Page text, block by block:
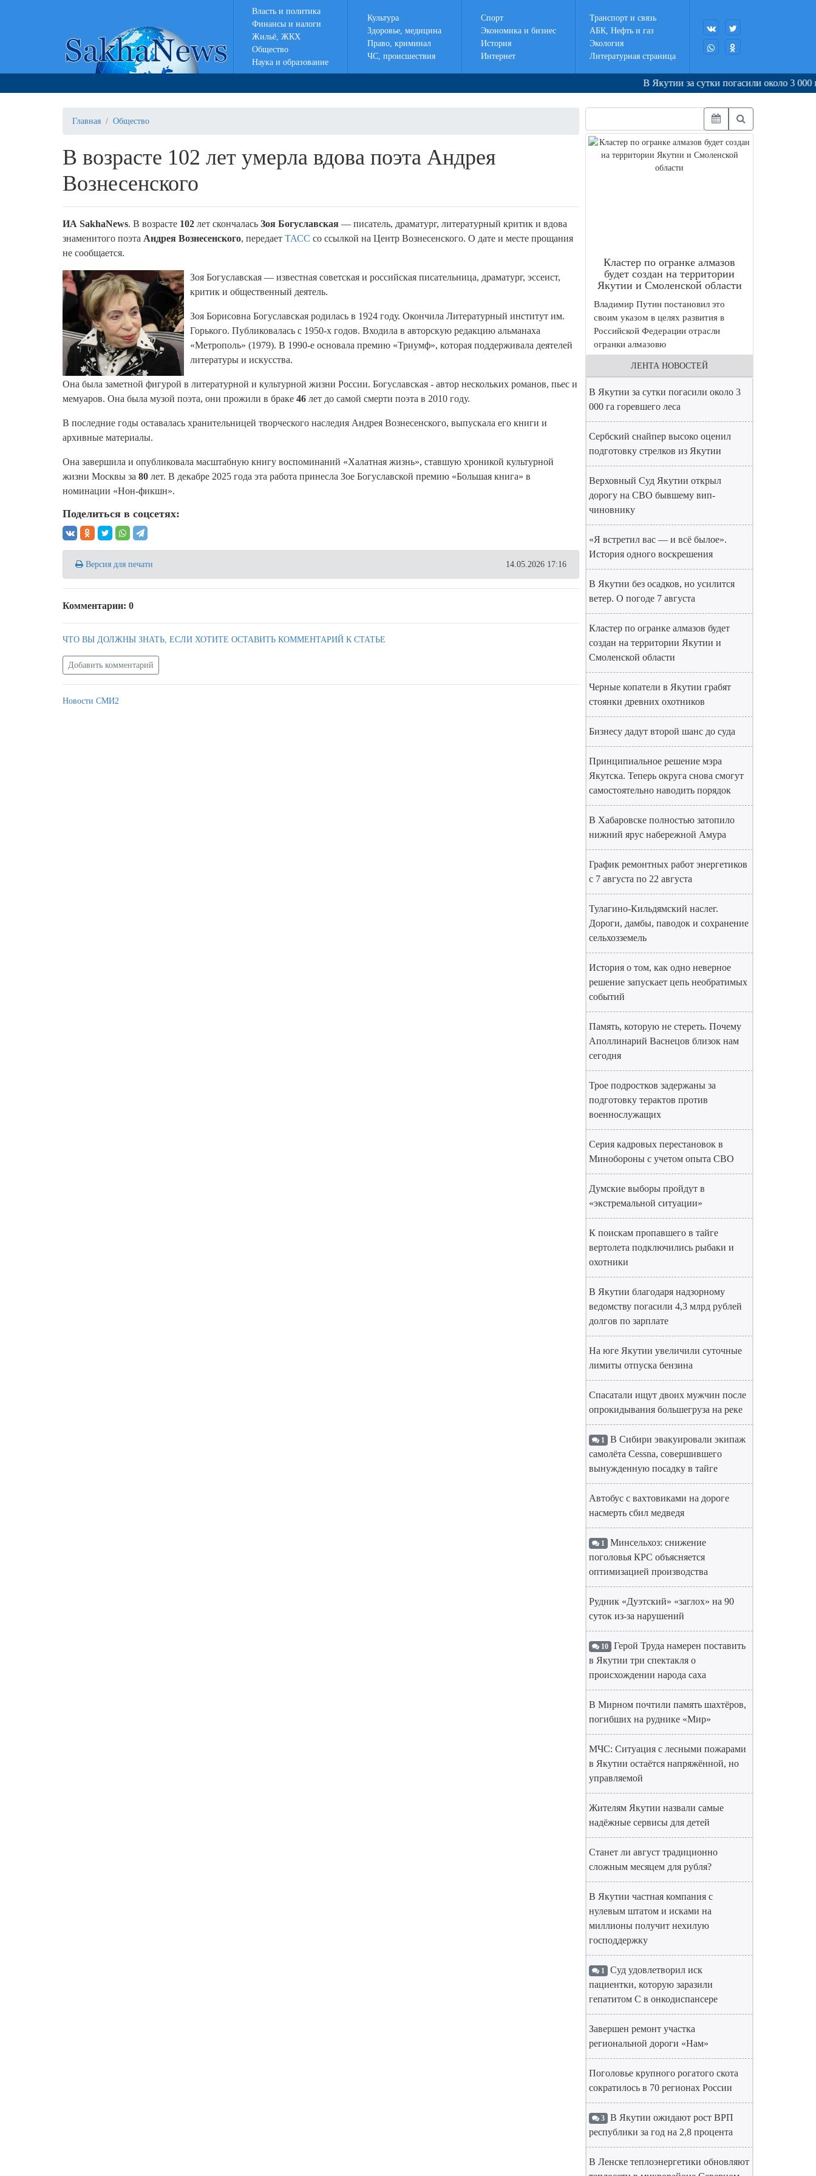
Власть и политика
Финансы и налоги
Жильё, ЖКХ
Общество
Наука и образование
Культура
Здоровье, медицина
Право, криминал
ЧС, происшествия
Спорт
Экономика и бизнес
История
Интернет
Транспорт и связь
АБК, Нефть и газ
Экология
Литературная страница
В Якутии за сутки погасили около 3 000 га
Главная Общество
В возрасте 102 лет умерла вдова поэта Андрея
Вознесенского
ИА SakhaNews. В возрасте 102 лет скончалась Зоя Богуславская — писатель, драматург, литературный критик и вдова
знаменитого поэта Андрея Вознесенского, передает ТАСС со ссылкой на Центр Вознесенского. О дате и месте прощания
не сообщается.
Зоя Богуславская — известная советская и российская писательница, драматург, эссеист,
критик и общественный деятель.
Зоя Борисовна Богуславская родилась в 1924 году. Окончила Литературный институт им.
Горького. Публиковалась с 1950-х годов. Входила в авторскую редакцию альманаха
«Метрополь» (1979). В 1990-е основала премию «Триумф», которая поддерживала деятелей
литературы и искусства.
Она была заметной фигурой в литературной и культурной жизни России. Богуславская - автор нескольких романов, пьес и
мемуаров. Она была музой поэта, они прожили в браке 46 лет до самой смерти поэта в 2010 году.
В последние годы оставалась хранительницей творческого наследия Андрея Вознесенского, выпускала его книги и
архивные материалы.
Она завершила и опубликовала масштабную книгу воспоминаний «Халатная жизнь», ставшую хроникой культурной
жизни Москвы за 80 лет. В декабре 2025 года эта работа принесла Зое Богуславской премию «Большая книга» в
номинации «Нон-фикшн».
Поделиться в соцсетях:
Версия для печати 14.05.2026 17:16
Комментарии: 0
ЧТО ВЫ ДОЛЖНЫ ЗНАТЬ, ЕСЛИ ХОТИТЕ ОСТАВИТЬ КОММЕНТАРИЙ К СТАТЬЕ
Добавить комментарий
Новости СМИ2
Кластер по огранке алмазов
будет создан на территории
Якутии и Смоленской области
Владимир Путин постановил это
своим указом в целях развития в
Российской Федерации отрасли
огранки алмазовю
ЛЕНТА НОВОСТЕЙ
В Якутии за сутки погасили около 3
000 га горевшего леса
Сербский снайпер высоко оценил
подготовку стрелков из Якутии
Верховный Суд Якутии открыл
дорогу на СВО бывшему вип-
чиновнику
«Я встретил вас — и всё былое».
История одного воскрешения
В Якутии без осадков, но усилится
ветер. О погоде 7 августа
Кластер по огранке алмазов будет
создан на территории Якутии и
Смоленской области
Черные копатели в Якутии грабят
стоянки древних охотников
Бизнесу дадут второй шанс до суда
Принципиальное решение мэра
Якутска. Теперь округа снова смогут
самостоятельно наводить порядок
В Хабаровске полностью затопило
нижний ярус набережной Амура
График ремонтных работ энергетиков
с 7 августа по 22 августа
Тулагино-Кильдямский наслег.
Дороги, дамбы, паводок и сохранение
сельхозземель
История о том, как одно неверное
решение запускает цепь необратимых
событий
Память, которую не стереть. Почему
Аполлинарий Васнецов близок нам
сегодня
Трое подростков задержаны за
подготовку терактов против
военнослужащих
Серия кадровых перестановок в
Минобороны с учетом опыта СВО
Думские выборы пройдут в
«экстремальной ситуации»
К поискам пропавшего в тайге
вертолета подключились рыбаки и
охотники
В Якутии благодаря надзорному
ведомству погасили 4,3 млрд рублей
долгов по зарплате
На юге Якутии увеличили суточные
лимиты отпуска бензина
Спасатали ищут двоих мужчин после
опрокидывания большегруза на реке
1 В Сибири эвакуировали экипаж
самолёта Cessna, совершившего
вынужденную посадку в тайге
Автобус с вахтовиками на дороге
насмерть сбил медведя
1 Минсельхоз: снижение
поголовья КРС объясняется
оптимизацией производства
Рудник «Дуэтский» «заглох» на 90
суток из-за нарушений
10 Герой Труда намерен поставить
в Якутии три спектакля о
происхождении народа саха
В Мирном почтили память шахтёров,
погибших на руднике «Мир»
МЧС: Ситуация с лесными пожарами
в Якутии остаётся напряжённой, но
управляемой
Жителям Якутии назвали самые
надёжные сервисы для детей
Станет ли август традиционно
сложным месяцем для рубля?
В Якутии частная компания с
нулевым штатом и исками на
миллионы получит нехилую
господдержку
1 Суд удовлетворил иск
пациентки, которую заразили
гепатитом С в онкодиспансере
Завершен ремонт участка
региональной дороги «Нам»
Поголовье крупного рогатого скота
сократилось в 70 регионах России
3 В Якутии ожидают рост ВРП
республики за год на 2,8 процента
В Ленске теплоэнергетики обновляют